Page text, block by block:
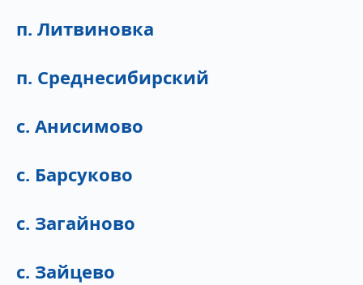
п. Литвиновка
п. Среднесибирский
с. Анисимово
с. Барсуково
с. Загайново
с. Зайцево